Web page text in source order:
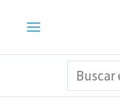
contenido
Buscar